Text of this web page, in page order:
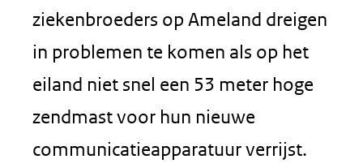
ziekenbroeders op Ameland dreigen
in problemen te komen als op het
eiland niet snel een 53 meter hoge
zendmast voor hun nieuwe
communicatieapparatuur verrijst.